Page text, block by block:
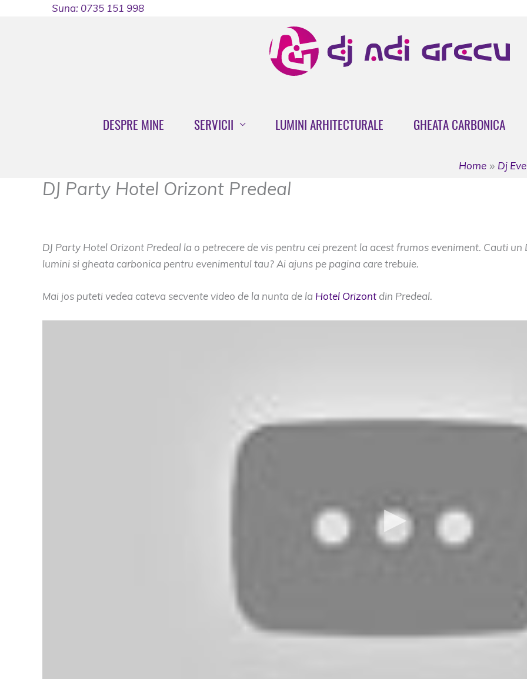
Suna: 0735 151 998
DESPRE MINE SERVICII LUMINI ARHITECTURALE GHEATA CARBONICA
Home Dj
DJ Party Hotel Orizont Predeal
DJ Party Hotel Orizont Predeal la o petrecere de vis pentru cei prezent la acest frumos eveniment. Cauti un
lumini si gheata carbonica pentru evenimentul tau? Ai ajuns pe pagina care trebuie.
Mai jos puteti vedea cateva secvente video de la nunta de la Hotel Orizont din Predeal.